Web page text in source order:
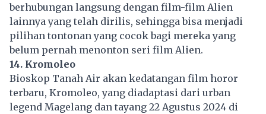
berhubungan langsung dengan film-film Alien
lainnya yang telah dirilis, sehingga bisa menjadi
pilihan tontonan yang cocok bagi mereka yang
belum pernah menonton seri film Alien.
14. Kromoleo
Bioskop Tanah Air akan kedatangan film horor
terbaru, Kromoleo, yang diadaptasi dari urban
legend Magelang dan tayang 22 Agustus 2024 di